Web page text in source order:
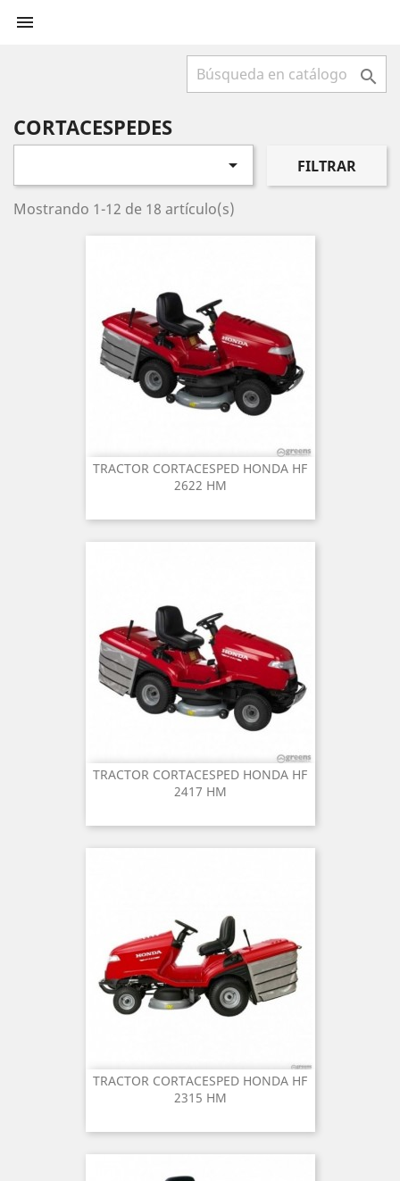


CORTACESPEDES
 FILTRAR
Mostrando 1-12 de 18 artículo(s)
TRACTOR CORTACESPED HONDA HF
2622 HM
TRACTOR CORTACESPED HONDA HF
2417 HM
TRACTOR CORTACESPED HONDA HF
2315 HM